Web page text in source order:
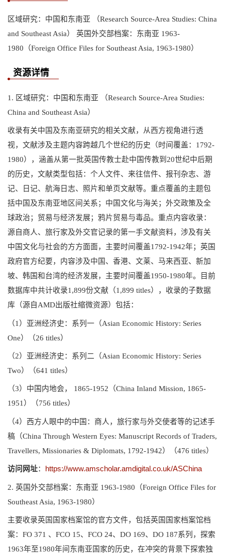
区域研究：中国和东南亚 （Research Source-Area Studies: China
and Southeast Asia） 英国外交部档案：东南亚 1963-
1980（Foreign Office Files for Southeast Asia, 1963-1980）
资源详情
1. 区域研究：中国和东南亚 （Research Source-Area Studies:
China and Southeast Asia）
收录有关中国及东南亚研究的相关文献，从西方视角进行透
视，文献涉及主题内容跨越几个世纪的历史（时间覆盖：1792-
1980），涵盖从第一批英国传教士赴中国传教到20世纪中后期
的历史，文献类型包括：个人文件、来往信件、报刊杂志、游
记、日记、航海日志、照片和单页文献等。重点覆盖的主题包
括中国及东南亚地区间关系；中国文化与海关；外交政策及全
球政治；贸易与经济发展；鸦片贸易与毒品。重点内容收录：
源自商人、旅行家及外交官记录的第一手文献资料，涉及有关
中国文化与社会的方方面面，主要时间覆盖1792-1942年；英国
政府官方纪要，内容涉及中国、香港、文莱、马来西亚、新加
坡、韩国和台湾的经济发展，主要时间覆盖1950-1980年。目前
数据库中共计收录1,899份文献（1,899 titles），收录的子数据
库（源自AMD出版社缩微资源）包括：
（1）亚洲经济史：系列一（Asian Economic History: Series
One）（26 titles）
（2）亚洲经济史：系列二（Asian Economic History: Series
Two）（641 titles）
（3）中国内地会， 1865-1952（China Inland Mission, 1865-
1951）（756 titles）
（4）西方人眼中的中国：商人，旅行家与外交使者等的记述手
稿（China Through Western Eyes: Manuscript Records of Traders,
Travellers, Missionaries & Diplomats, 1792-1942）（476 titles）
访问网址： https://www.amscholar.amdigital.co.uk/ASChina
2. 英国外交部档案：东南亚 1963-1980（Foreign Office Files for
Southeast Asia, 1963-1980）
主要收录英国国家档案馆的官方文件，包括英国国家档案馆档
案：FO 371 、FCO 15、FCO 24、DO 169、DO 187系列，探索
1963年至1980年间东南亚国家的历史，在冲突的背景下探索独